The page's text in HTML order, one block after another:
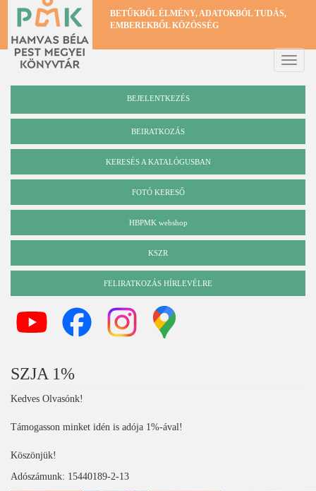
Ugrás
tartalomra
BETŰKBŐL ÉLMÉNY, ADATOKBÓL TUDÁS,
EMBEREKBŐL KÖZÖSSÉG
Toggle
BEJELENTKEZÉS
BEIRATKOZÁS
Katalógus
KERESÉS A KATALÓGUSBAN
FOTÓ KERESŐ
HBPMK webshop
KSZR
FELIRATKOZÁS HÍRLEVÉLRE
SZJA 1%
Kedves Olvasónk!
Támogasson minket idén is adója 1%-ával!
Köszönjük!
Adószámunk: 15440189-2-13